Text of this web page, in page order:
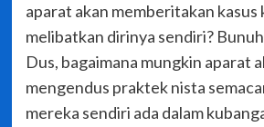
aparat akan memberitakan kasus
melibatkan dirinya sendiri?
Dus, bagaimana mungkin aparat
mengendus praktek nista
mereka sendiri ada dalam